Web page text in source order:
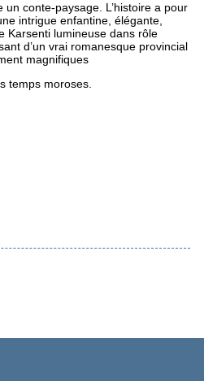
conte-paysage. L’histoire a pour
intrigue enfantine, élégante,
Karsenti lumineuse dans rôle
d’un vrai romanesque provincial
magnifiques
temps moroses.